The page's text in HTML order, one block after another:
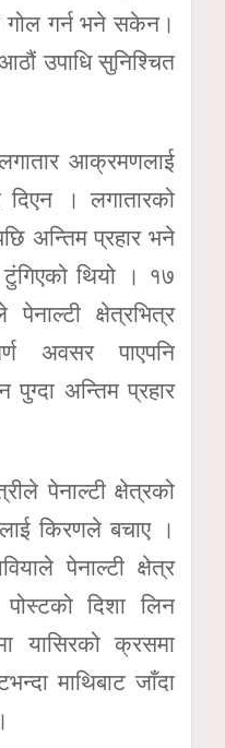
गोल गर्न भने सकेन।
उपाधि सुनिश्चित
आक्रमणलाई
। लगातारको
अन्तिम प्रहार भने
टुंगिएको थियो । १७
क्षेत्रभित्र
अवसर पाएपनि
पुग्दा अन्तिम प्रहार
पेनाल्टी क्षेत्रको
किरणले बचाए ।
पेनाल्टी क्षेत्र
पोस्टको दिशा लिन
क्रसमा
माथिबाट जाँदा